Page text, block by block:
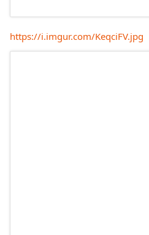
https://i.imgur.com/KeqciFV.jpg